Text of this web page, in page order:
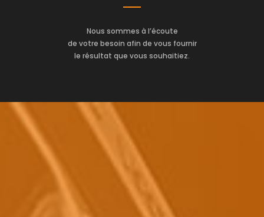
Nous sommes à l’écoute
de votre besoin afin de vous fournir
le résultat que vous souhaitiez.